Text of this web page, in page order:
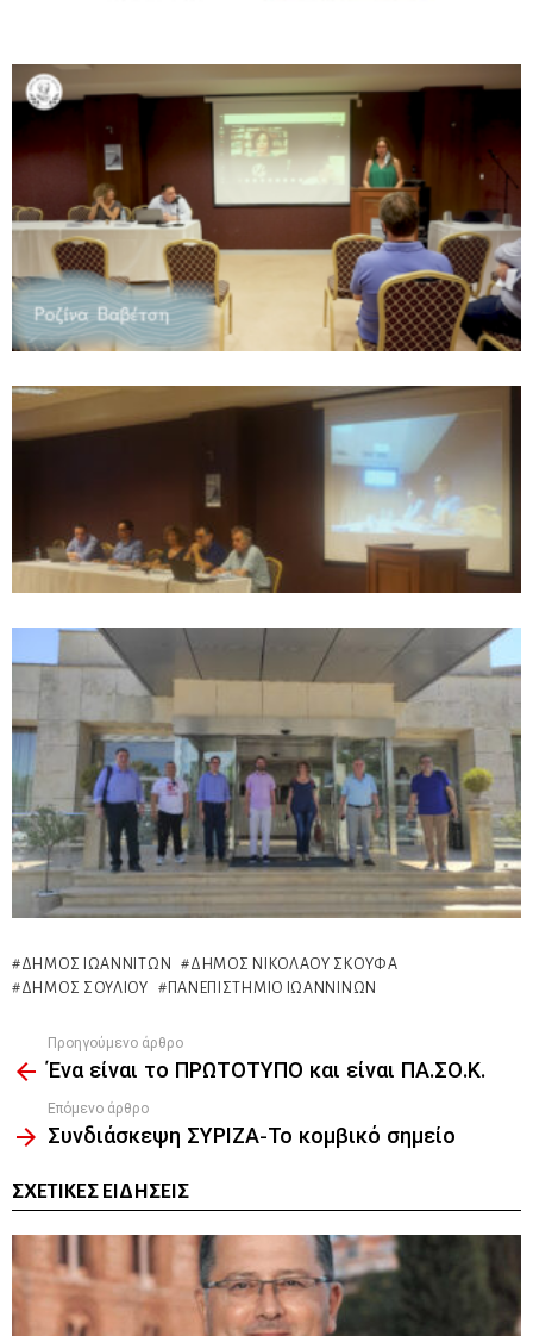
ΔΉΜΟΣ ΙΩΑΝΝΙΤΏΝ
ΔΉΜΟΣ ΝΙΚΟΛΆΟΥ ΣΚΟΥΦΆ
ΔΉΜΟΣ ΣΟΥΛΊΟΥ
ΠΑΝΕΠΙΣΤΉΜΙΟ ΙΩΑΝΝΊΝΩΝ
more
Προηγούμενο άρθρο
Ένα είναι το ΠΡΩΤΟΤΥΠΟ και είναι ΠΑ.ΣΟ.Κ.
Επόμενο άρθρο
Συνδιάσκεψη ΣΥΡΙΖΑ-Το κομβικό σημείο
ΣΧΕΤΙΚΈΣ ΕΙΔΉΣΕΙΣ